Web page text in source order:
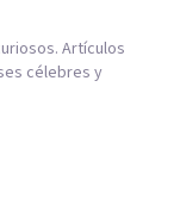
Artículos
célebres y